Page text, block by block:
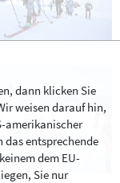
dann klicken Sie
weisen darauf hin,
amerikanischer
entsprechende
dem EU-
Sie nur